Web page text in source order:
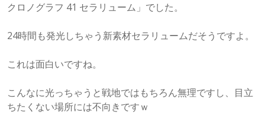
クロノグラフ 41 セラリューム」でした。
24時間も発光しちゃう新素材セラリュームだそうですよ。
これは面白いですね。
こんなに光っちゃうと戦地ではもちろん無理ですし、目立
ちたくない場所には不向きですｗ